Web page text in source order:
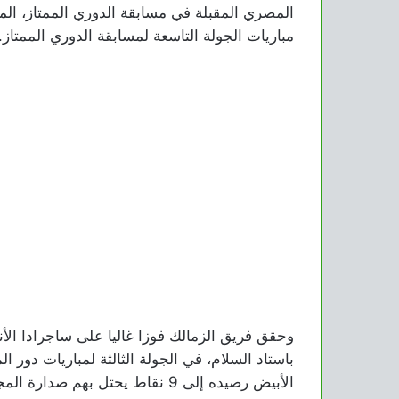
المصري المقبلة في مسابقة الدوري الممتاز،
مباريات الجولة التاسعة لمسابقة الدوري
وحقق فريق الزمالك فوزا غاليا على ساجرادا
باستاد السلام، في الجولة الثالثة لمباريات
الأبيض رصيده إلى 9 نقاط يحتل بهم صدارة المجموعة.